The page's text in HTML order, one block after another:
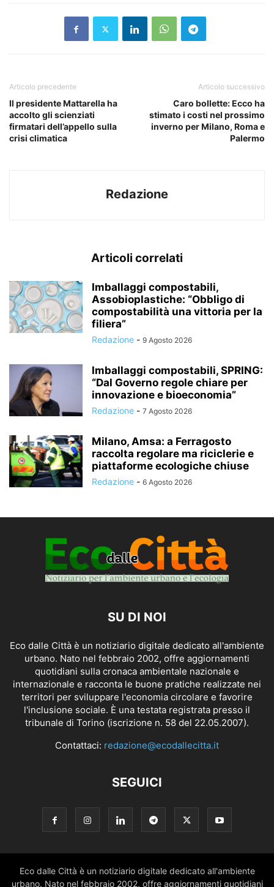
Articolo precedente
Il presidente Mattarella ha
accolto gli scienziati
firmatari dell’appello sulla
crisi climatica
Articolo successivo
Caro bollette: Ecco ha
stimato i costi nel prossimo
inverno per Milano, Roma e
Palermo
Redazione
Articoli correlati
Imballaggi compostabili,
Assobioplastiche: “Obbligo di
compostabilità una vittoria per la
filiera”
Redazione - 9 Agosto 2026
Imballaggi compostabili, SPRING:
“Dal Governo regole chiare per
innovazione e bioeconomia”
Redazione - 7 Agosto 2026
Milano, Amsa: a Ferragosto
raccolta regolare ma riciclerie e
piattaforme ecologiche chiuse
Redazione - 6 Agosto 2026
SU DI NOI
Eco dalle Città è un notiziario digitale dedicato all'ambiente
urbano. Nato nel febbraio 2002, offre aggiornamenti
quotidiani sulla cronaca ambientale nazionale e
internazionale e racconta le buone pratiche realizzate nei
territori per sviluppare l'economia circolare e favorire
l'inclusione sociale. È una testata registrata presso il
tribunale di Torino (iscrizione n. 58 del 22.05.2007).
Contattaci: redazione@ecodallecitta.it
SEGUICI
Eco dalle Città è un notiziario digitale dedicato all'ambiente
urbano. Nato nel febbraio 2002, offre aggiornamenti quotidiani